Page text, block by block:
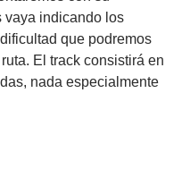
vaya indicando los
que podremos
El track consistirá en
nada especialmente